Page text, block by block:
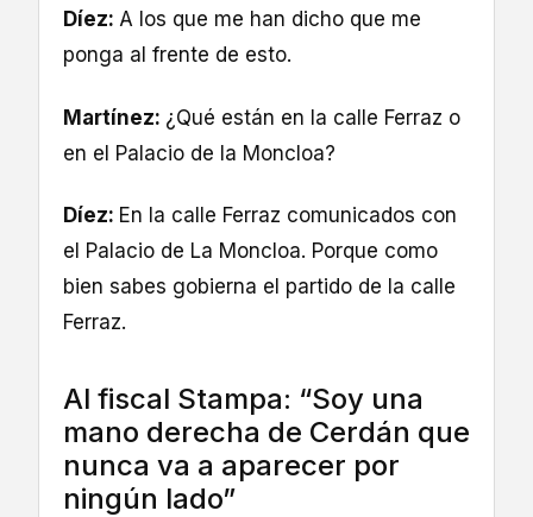
Díez: A los que me han dicho que me
ponga al frente de esto.
Martínez: ¿Qué están en la calle Ferraz o
en el Palacio de la Moncloa?
Díez: En la calle Ferraz comunicados con
el Palacio de La Moncloa. Porque como
bien sabes gobierna el partido de la calle
Ferraz.
Al fiscal Stampa: “Soy una
mano derecha de Cerdán que
nunca va a aparecer por
ningún lado”